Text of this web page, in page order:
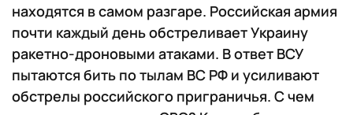
находятся в самом разгаре. Российская армия
почти каждый день обстреливает Украину
ракетно-дроновыми атаками. В ответ ВСУ
пытаются бить по тылам ВС РФ и усиливают
обстрелы российского приграничья. С чем